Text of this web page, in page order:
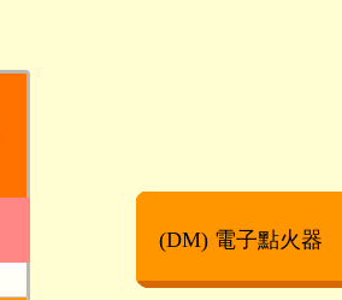
(DM) 電子點火器